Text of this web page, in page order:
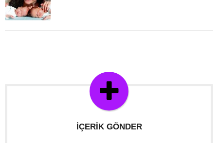
İÇERIK GÖNDER